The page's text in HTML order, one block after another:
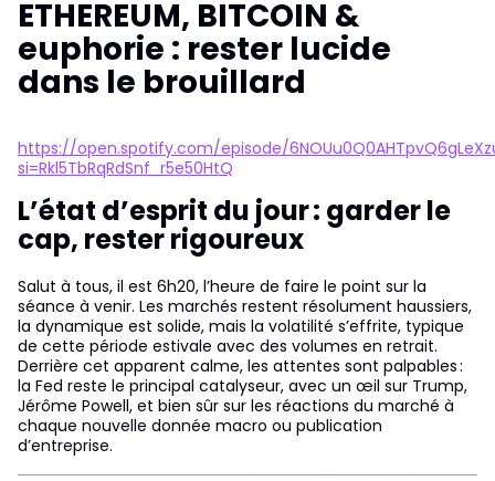
ETHEREUM, BITCOIN &
euphorie : rester lucide
dans le brouillard
https://open.spotify.com/episode/
si=Rkl5TbRqRdSnf_r5e50HtQ
L’état d’esprit du jour : garder le
cap, rester rigoureux
Salut à tous, il est 6h20, l’heure de faire le point sur la
séance à venir. Les marchés restent résolument haussiers,
la dynamique est solide, mais la volatilité s’effrite, typique
de cette période estivale avec des volumes en retrait.
Derrière cet apparent calme, les attentes sont palpables :
la Fed reste le principal catalyseur, avec un œil sur Trump,
Jérôme Powell, et bien sûr sur les réactions du marché à
chaque nouvelle donnée macro ou publication
d’entreprise.